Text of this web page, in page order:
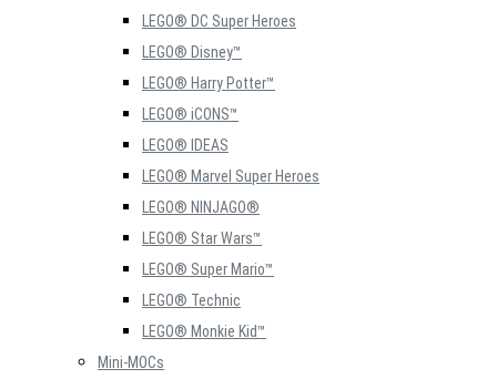
LEGO® DC Super Heroes
LEGO® Disney™
LEGO® Harry Potter™
LEGO® iCONS™
LEGO® IDEAS
LEGO® Marvel Super Heroes
LEGO® NINJAGO®
LEGO® Star Wars™
LEGO® Super Mario™
LEGO® Technic
LEGO® Monkie Kid™
Mini-MOCs